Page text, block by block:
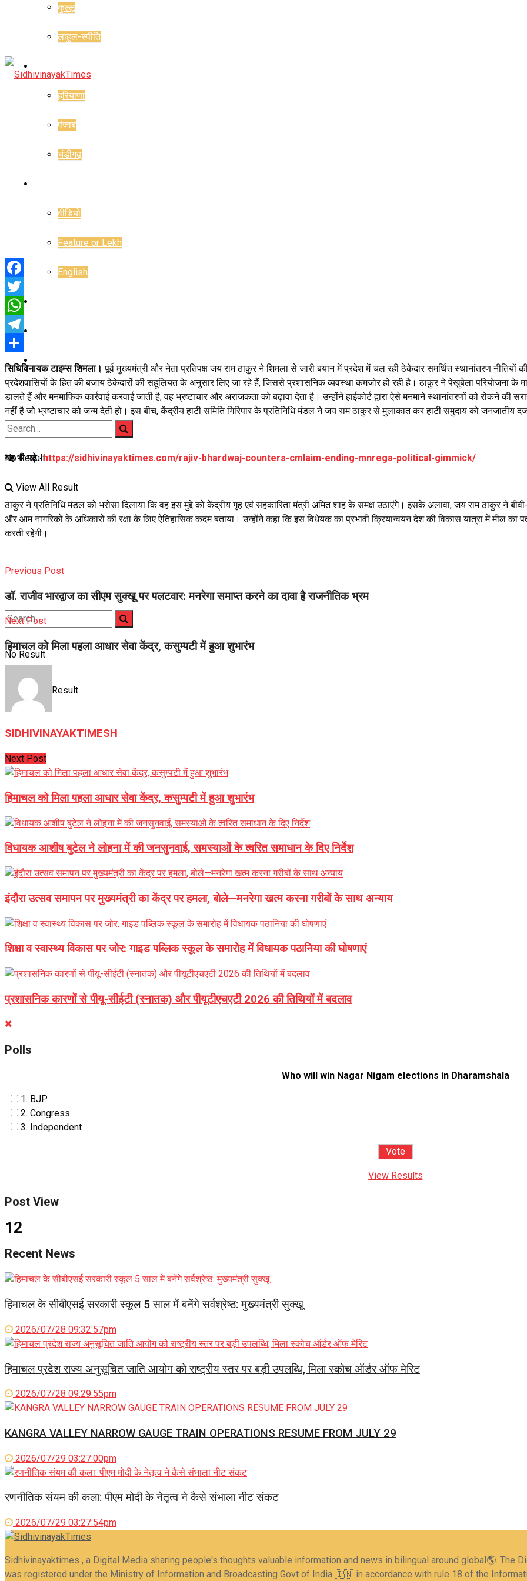
कुल्लू
लाहुल-स्पीति
हरियाणा
पंजाब
चंडीगढ़
वीडियो
Feature or Lekh
English
Jyotish Bhagya
No Result
View All Result
No Result
View All Result
Facebook
Twitter
WhatsApp
Telegram
Share
सिधिविनायक टाइम्स शिमला।पूर्व मुख्यमंत्री और नेता प्रतिपक्ष जय राम ठाकुर ने शिमला से जारी बयान में प्रदेश में चल रही ठेकेदार समर्थित स्थानांतरण
प्रदेशवासियों के हित की बजाय ठेकेदारों की सहूलियत के अनुसार लिए जा रहे हैं, जिससे प्रशासनिक व्यवस्था कमजोर हो रही है। ठाकुर ने पेखुबेला परियोजना के
डालते हैं और मनमाफिक कार्रवाई करवाई जाती है, वह भ्रष्टाचार और अराजकता को बढ़ावा देता है। उन्होंने हाईकोर्ट द्वारा ऐसे मनमाने स्थानांतरणों को रोकने की
नहीं है जो भ्रष्टाचार को जन्म देती हो। इस बीच, केंद्रीय हाटी समिति गिरिपार के प्रतिनिधि मंडल ने जय राम ठाकुर से मुलाकात कर हाटी समुदाय को जनजातीय
यह भी पढ़े:-https://sidhivinayaktimes.com/rajiv-bhardwaj-counters-cmlaim-ending-mnrega-political-gimmick/
ठाकुर ने प्रतिनिधि मंडल को भरोसा दिलाया कि वह इस मुद्दे को केंद्रीय गृह एवं सहकारिता मंत्री अमित शाह के समक्ष उठाएंगे। इसके अलावा, जय राम ठाकुर ने
और आम नागरिकों के अधिकारों की रक्षा के लिए ऐतिहासिक कदम बताया। उन्होंने कहा कि इस विधेयक का प्रभावी क्रियान्वयन देश की विकास यात्रा में मील का
करती रहेगी।
Previous Post
डॉ. राजीव भारद्वाज का सीएम सुक्खू पर पलटवार: मनरेगा समाप्त करने का दावा है राजनीतिक भ्रम
Next Post
हिमाचल को मिला पहला आधार सेवा केंद्र, कसुम्पटी में हुआ शुभारंभ
SIDHIVINAYAKTIMESH
Next Post
हिमाचल को मिला पहला आधार सेवा केंद्र, कसुम्पटी में हुआ शुभारंभ
विधायक आशीष बुटेल ने लोहना में की जनसुनवाई, समस्याओं के त्वरित समाधान के दिए निर्देश
इंदौरा उत्सव समापन पर मुख्यमंत्री का केंद्र पर हमला, बोले—मनरेगा खत्म करना गरीबों के साथ अन्याय
शिक्षा व स्वास्थ्य विकास पर जोर: गाइड पब्लिक स्कूल के समारोह में विधायक पठानिया की घोषणाएं
प्रशासनिक कारणों से पीयू-सीईटी (स्नातक) और पीयूटीएचएटी 2026 की तिथियों में बदलाव
Polls
Who will win Nagar Nigam elections in Dharamshala
1. BJP
2. Congress
3. Independent
View Results
Post View
12
Recent News
हिमाचल के सीबीएसई सरकारी स्कूल 5 साल में बनेंगे सर्वश्रेष्ठ: मुख्यमंत्री सुक्खू
2026/07/28 09:32:57pm
हिमाचल प्रदेश राज्य अनुसूचित जाति आयोग को राष्ट्रीय स्तर पर बड़ी उपलब्धि, मिला स्कोच ऑर्डर ऑफ मेरिट
2026/07/28 09:29:55pm
KANGRA VALLEY NARROW GAUGE TRAIN OPERATIONS RESUME FROM JULY 29
2026/07/29 03:27:00pm
रणनीतिक संयम की कला: पीएम मोदी के नेतृत्व ने कैसे संभाला नीट संकट
2026/07/29 03:27:54pm
Sidhivinayaktimes , a Digital Media sharing people's thoughts valuable information and news in bilingual around global🌎. The
was registered under the Ministry of Information and Broadcasting Govt of India 🇮🇳 in accordance with rule 18 of the